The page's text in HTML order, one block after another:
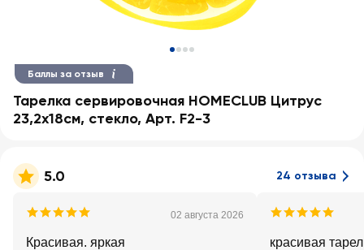
Баллы за отзыв
Тарелка сервировочная HOMECLUB Цитрус
23,2х18см, стекло, Арт. F2-3
5.0 24 отзыва
02 августа 2026
Красивая. яркая
красивая